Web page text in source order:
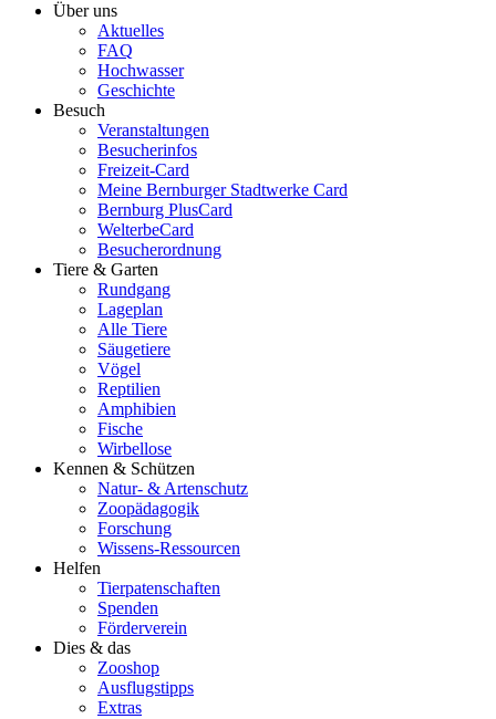
Über uns
Aktuelles
FAQ
Hochwasser
Geschichte
Besuch
Veranstaltungen
Besucherinfos
Freizeit-Card
Meine Bernburger Stadtwerke Card
Bernburg PlusCard
WelterbeCard
Besucherordnung
Tiere & Garten
Rundgang
Lageplan
Alle Tiere
Säugetiere
Vögel
Reptilien
Amphibien
Fische
Wirbellose
Kennen & Schützen
Natur- & Artenschutz
Zoopädagogik
Forschung
Wissens-Ressourcen
Helfen
Tierpatenschaften
Spenden
Förderverein
Dies & das
Zooshop
Ausflugstipps
Extras